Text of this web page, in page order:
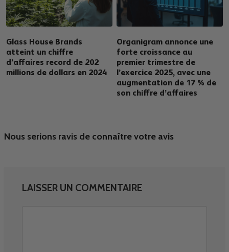
Glass House Brands
atteint un chiffre
d’affaires record de 202
millions de dollars en 2024
Organigram annonce une
forte croissance au
premier trimestre de
l’exercice 2025, avec une
augmentation de 17 % de
son chiffre d’affaires
Nous serions ravis de connaître votre avis
LAISSER UN COMMENTAIRE